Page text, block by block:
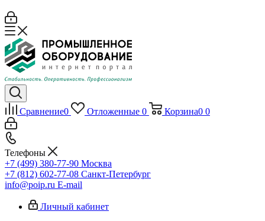
Сравнение0 Отложенные 0 Корзина0 0
Телефоны
+7 (499) 380-77-90 Москва
+7 (812) 602-77-08 Санкт-Петербург
info@poip.ru E-mail
Личный кабинет